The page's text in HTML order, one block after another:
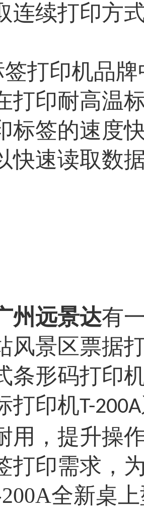
连续打印方
签打印机品
打印耐高温
标签的速度
快速读取数
州远景达有
风景区票据
条形码打印
打印机T-200A
用，提升操
打印需求，
全新桌